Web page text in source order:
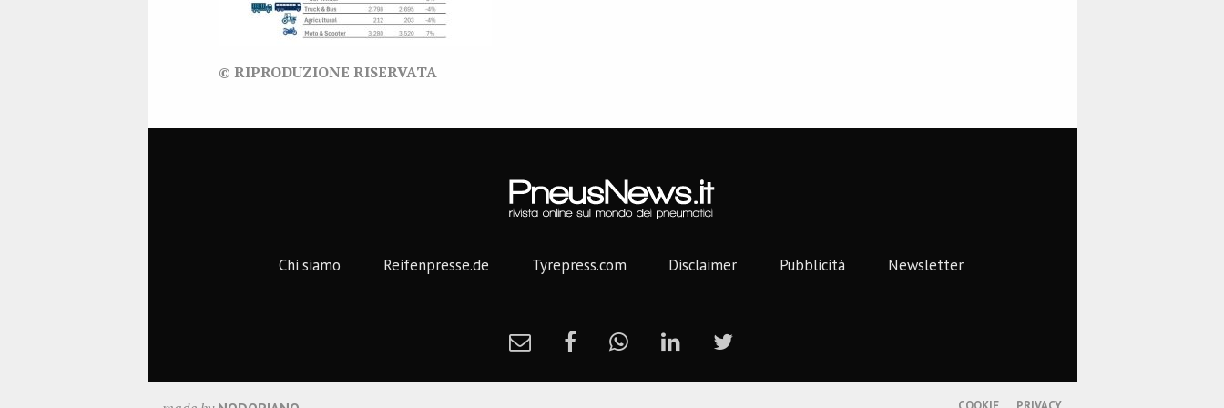
© RIPRODUZIONE RISERVATA
Chi siamo Reifenpresse.de Tyrepress.com Disclaimer Pubblicità Newsletter